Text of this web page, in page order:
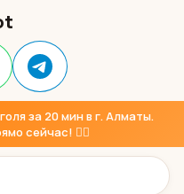
за 20 мин в г. Алматы.
сейчас! 👇🏼